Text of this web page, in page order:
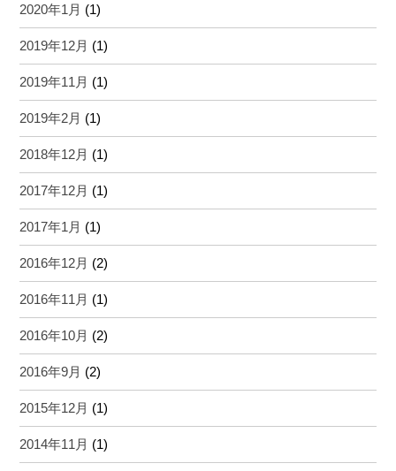
2020年1月 (1)
2019年12月 (1)
2019年11月 (1)
2019年2月 (1)
2018年12月 (1)
2017年12月 (1)
2017年1月 (1)
2016年12月 (2)
2016年11月 (1)
2016年10月 (2)
2016年9月 (2)
2015年12月 (1)
2014年11月 (1)